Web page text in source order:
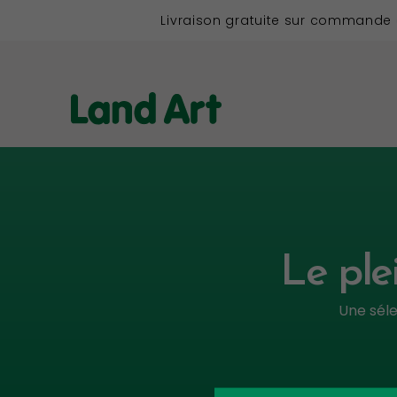
Livraison gratuite sur commande
Le
Une